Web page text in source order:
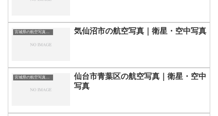
宮城県の航空写真・空中写真 気仙沼市の航空写真｜衛星・空中写真
宮城県の航空写真・空中写真
仙台市青葉区の航空写真｜衛星・空中
写真